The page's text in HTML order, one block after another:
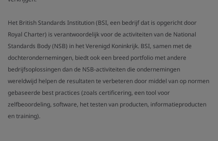
Het British Standards Institution (BSI, een bedrijf dat is opgericht door
Royal Charter) is verantwoordelijk voor de activiteiten van de National
Standards Body (NSB) in het Verenigd Koninkrijk. BSI, samen met de
dochterondernemingen, biedt ook een breed portfolio met andere
bedrijfsoplossingen dan de NSB-activiteiten die ondernemingen
wereldwijd helpen de resultaten te verbeteren door middel van op normen
gebaseerde best practices (zoals certificering, een tool voor
zelfbeoordeling, software, het testen van producten, informatieproducten
en training).